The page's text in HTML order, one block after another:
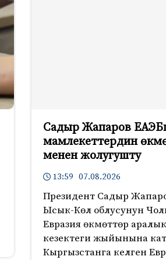
Садыр Жапаров
мамлекеттердин
менен жолугушту
13:59 07.08.2026
Президент Садыр
Ысык-Көл облусунун
Евразия өкмөттөр
кезектеги жыйынына
Кыргызстанга келген